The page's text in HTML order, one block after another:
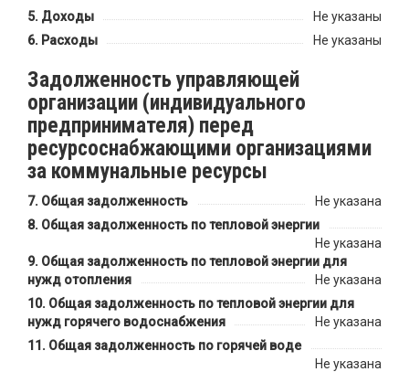
Доходы
Не указаны
Расходы
Не указаны
Задолженность управляющей
организации (индивидуального
предпринимателя) перед
ресурсоснабжающими организациями
за коммунальные ресурсы
Общая задолженность
Не указана
Общая задолженность по тепловой энергии
Не указана
Общая задолженность по тепловой энергии для
нужд отопления
Не указана
Общая задолженность по тепловой энергии для
нужд горячего водоснабжения
Не указана
Общая задолженность по горячей воде
Не указана